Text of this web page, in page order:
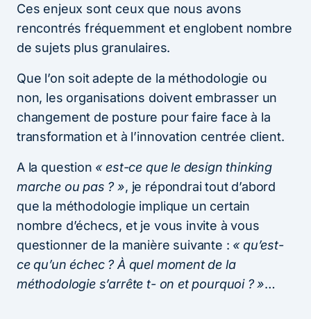
Ces enjeux sont ceux que nous avons
rencontrés fréquemment et englobent nombre
de sujets plus granulaires.
Que l’on soit adepte de la méthodologie ou
non, les organisations doivent embrasser un
changement de posture pour faire face à la
transformation et à l’innovation centrée client.
A la question « est-ce que le design thinking
marche ou pas ? », je répondrai tout d’abord
que la méthodologie implique un certain
nombre d’échecs, et je vous invite à vous
questionner de la manière suivante : « qu’est-
ce qu’un échec ? À quel moment de la
méthodologie s’arrête t- on et pourquoi ? »…